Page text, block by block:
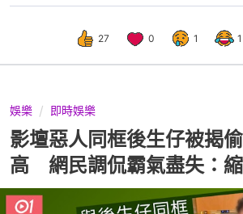
27 0 1 1
娛樂 即時娛樂
影壇惡人同框後生仔被揭
高 網民調侃霸氣盡失：